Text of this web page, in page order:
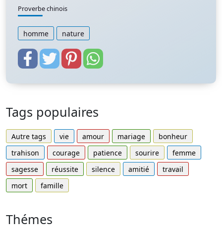
Proverbe chinois
homme nature
Tags populaires
Autre tags vie amour mariage
bonheur
trahison
courage patience sourire
femme
sagesse
réussite silence amitié
travail
mort
famille
Thémes